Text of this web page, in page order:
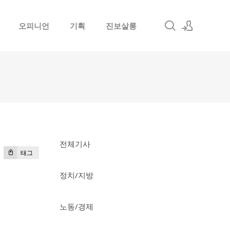
오피니언 기획 진보살롱
전체기사
정치/지방
노동/경제
태그